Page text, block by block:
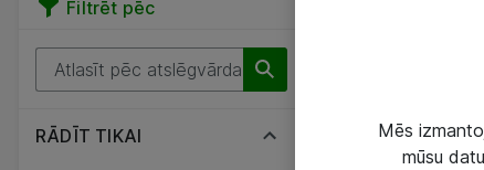
Filtrēt pēc
RĀDĪT TIKAI
Mēs
mūsu